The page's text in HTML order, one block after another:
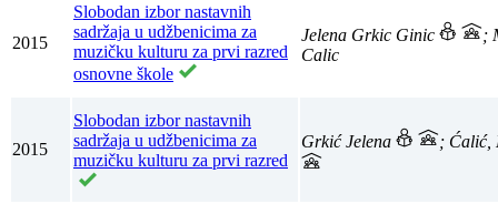
2015
Slobodan izbor nastavnih
sadržaja u udžbenicima za
muzičku kulturu za prvi razred
osnovne škole
Jelena Grkic Ginic
;
Calic
2015
Slobodan izbor nastavnih
sadržaja u udžbenicima za
muzičku kulturu za prvi razred
Grkić Jelena ;